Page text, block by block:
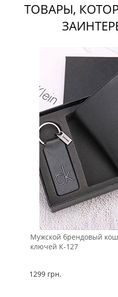
ТОВАРЫ,
Мужской брендовый
ключей К-127
1299 грн.